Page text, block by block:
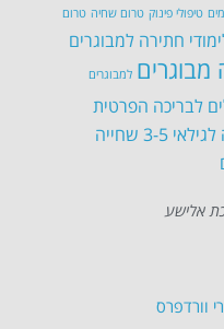
טיפולי פינוק טרום שחיה טרום
חתירה למבוגרים
מבוגרים למבוגרים
לבריכה הפרטית
3-5
שחייה
אלישע
וורדפרס